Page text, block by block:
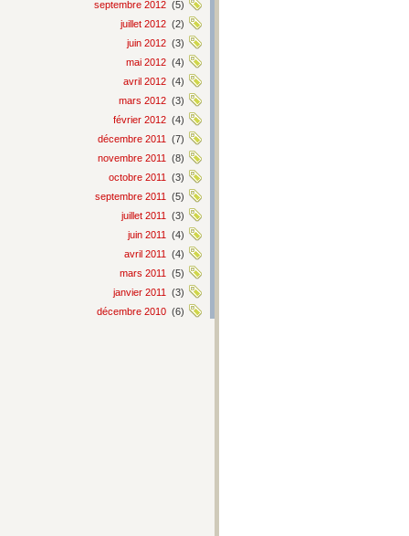
septembre 2012 (5)
juillet 2012 (2)
juin 2012 (3)
mai 2012 (4)
avril 2012 (4)
mars 2012 (3)
février 2012 (4)
décembre 2011
(7)
novembre 2011
(8)
octobre 2011
(3)
septembre 2011
(5)
juillet 2011
(3)
juin 2011
(4)
avril 2011
(4)
mars 2011
(5)
janvier 2011
(3)
décembre 2010 (6)